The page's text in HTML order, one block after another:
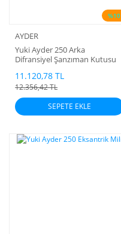
%10
AYDER
Yuki Ayder 250 Arka
Difransiyel Şanzıman Kutusu
11.120,78 TL
12.356,42 TL
SEPETE EKLE